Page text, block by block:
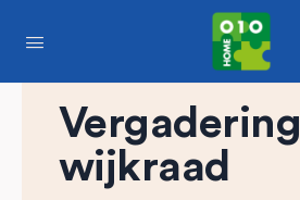
Vergadering
wijkraad